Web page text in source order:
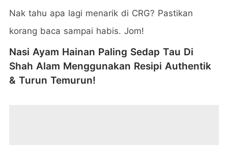
Nak tahu apa lagi menarik di CRG? Pastikan
korang baca sampai habis. Jom!
Nasi Ayam Hainan Paling Sedap Tau Di
Shah Alam Menggunakan Resipi Authentik
& Turun Temurun!